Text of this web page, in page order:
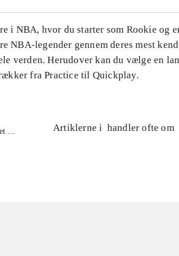
i NBA, hvor du starter som Rookie og
NBA-legender gennem deres mest
verden. Herudover kan du vælge en
fra Practice til Quickplay.
...
Artiklerne i handler ofte om